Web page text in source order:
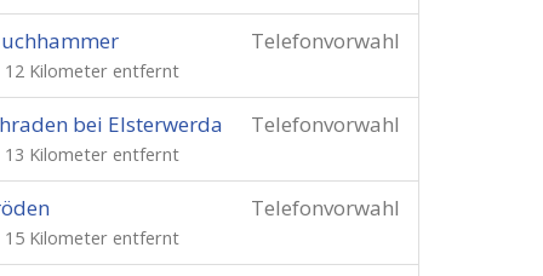
Telefonvorwahl
12 Kilometer entfernt
Telefonvorwahl
bei Elsterwerda
13 Kilometer entfernt
Telefonvorwahl
15 Kilometer entfernt